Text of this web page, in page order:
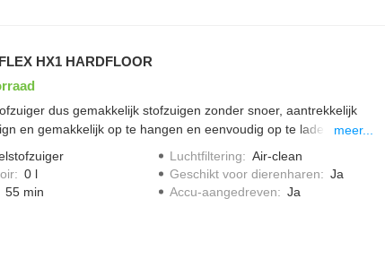
HX1 HARDFLOOR
dus gemakkelijk stofzuigen zonder snoer, aantrekkelijk
en gemakkelijk op te hangen en eenvoudig op te laden,
17 minuten en 12 minuten in de "max vermogen" stand,
vermogen van 210 watt, stofreservoir gemakkelijk te
system, twee -traps filtersysteem, inclusief een extra
meer...
: 0 l
55 min
Luchtfiltering: Air-clean
Geschikt voor dierenharen: Ja
Accu-aangedreven: Ja